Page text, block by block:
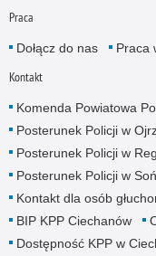
Praca
Dołącz do nas Praca
Kontakt
Komenda Powiatowa
Posterunek Policji w
Posterunek Policji w
Posterunek Policji w
Kontakt dla osób
BIP KPP Ciechanów
Dostępność KPP w